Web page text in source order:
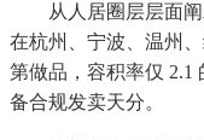
从人居圈层层面阐
在杭州、宁波、温州
第做品，容积率仅 2.1
备合规发卖天分。